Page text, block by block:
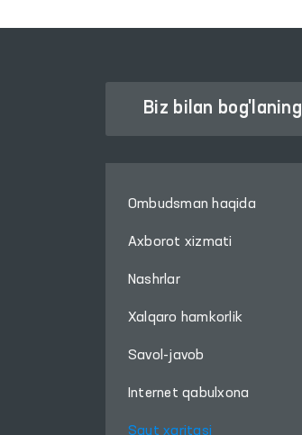
Biz bilan bog'laning
Ombudsman haqida
Axborot xizmati
Nashrlar
Xalqaro hamkorlik
Savol-javob
Internet qabulxona
Sayt xaritasi